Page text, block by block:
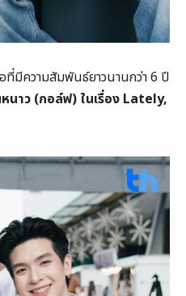
มีความสัมพันธ์ยาวนานกว่า 6 ปี
นาว (กอล์ฟ) ในเรื่อง Lately,